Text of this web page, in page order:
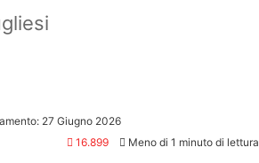
27 Giugno 2026
16.899
Meno di 1 minuto di lettura